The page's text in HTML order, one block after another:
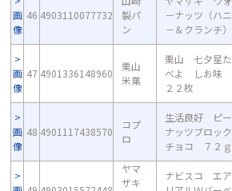
画
像
46 4903110077732
製パ
ン
－ナッツ（ハニ
－＆クランチ）
画
像
47 4901336148960
栗山
米菓
栗山 七夕星た
べよ しお味
２２枚
画
像
48 4901117438570
コプ
ロ
生活良好 ピー
ナッツブロック
チョコ ７２ｇ
ヤマ
ザキ
ナビスコ エア